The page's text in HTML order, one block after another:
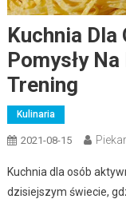
Kuchnia Dla
Pomysły
Trening
Kulinaria
2021-08-15
Kuchnia dla osób
dzisiejszym świecie,